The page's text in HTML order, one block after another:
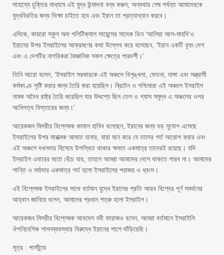
সাহায্যে চুক্তির মাধ্যমে এই যুদ্ধ উন্মাদনা বন্ধ করুন; অন্যথায় শেষ পর্যন্ত আমাদেরকে
যুদ্ধবিরতির জন্য ভিক্ষা চাইতে হবে এবং ইরান তা প্রত্যাখ্যান করবে।
এদিকে, কায়রো স্কুল অফ পলিটিক্যাল সায়েন্সের সাবেক ডিন ‘আলিয়া আল-মাহদি’ও
ইরানের উপর ইসরাইলের আক্রমণের কথা উল্লেখ করে বলেছেন, ‘ইরান একটি বৃহৎ দেশ
এবং এ দেশটির নাগরিকরা বৈজ্ঞানিক সকল ক্ষেত্রে পারদর্শী।’
তিনি আরো বলেন, ‘ইসরাইল সরকারকে এই অঞ্চলে বিশৃঙ্খলা, ফেতনা, দাঙ্গা এবং সন্ত্রাসী
কর্মকাণ্ড সৃষ্টি করার জন্য তৈরি করা হয়েছিল। ব্রিটেন ও পশ্চিমারা এই অঞ্চলে ইসরাইল
নামক অবৈধ রাষ্ট্র তৈরি করেছিল যার উদ্দশ্যে ছিল তেল ও গ্যাস সমৃদ্ধ এ অঞ্চলের ওপর
আধিপত্য বিস্তারের জন্য।’
আরেকজন মিসরীয় বিশ্লেষক কামাল হাবিব বলেছেন, ইরানের জন্য বড় সুযোগ এসেছে
ইসরাইলের উপর মারাত্মক আঘাত হানার, যারা মনে করে যে তাদের শর্ত আরোপ করার এবং
এই অঞ্চলে দখলদার হিসেবে উপস্থিত থাকার ক্ষমতা একমাত্র তাদেরই রয়েছে। যদি
ইসরাইল এবারের মতো বেঁচে যায়, তাহলে আমরা আমাদের দেশে থাকতে পারব না। আমাদের
শান্তি ও মর্যাদার একমাত্র শর্ত হলো ইসরাইলের পরাজয় ও ধ্বংস।
এই বিশ্লেষক ইসরাইলের সাথে বর্তমান যুদ্ধে ইরানের প্রতি আরব বিশ্বের পূর্ণ সমর্থনের
আহ্বান জানিয়ে বলেন, আমাদের প্রধান শত্রু হলো ইসরাইল।
আরেকজন মিসরীয় বিশ্লেষক আবদেল নবী ফারাজও বলেন, আমরা বর্তমানে ইসরাইলি
ঔপনিবেশিক শাসনব্যবস্থার বিরুদ্ধে ইরানের পাশে দাঁড়িয়েছি।
সূত্র : পার্সটুডে